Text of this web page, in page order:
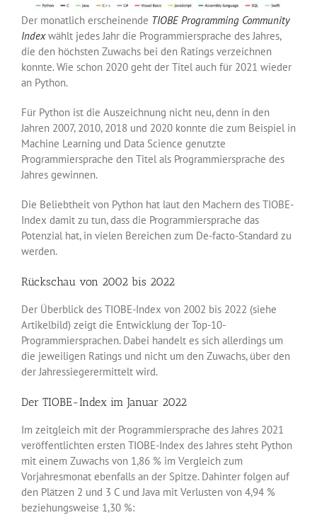
Der monatlich erscheinende TIOBE Programming Community
Indexwählt jedes Jahr die Programmiersprache des Jahres,
die den höchsten Zuwachs bei den Ratings verzeichnen
konnte. Wie schon 2020 geht der Titel auch für 2021 wieder
an Python.
Für Python ist die Auszeichnung nicht neu, denn in den
Jahren 2007, 2010, 2018 und 2020 konnte die zum Beispiel in
Machine Learning und Data Science genutzte
Programmiersprache den Titel als Programmiersprache des
Jahres gewinnen.
Die Beliebtheit von Python hat laut den Machern des TIOBE-
Index damit zu tun, dass die Programmiersprache das
Potenzial hat, in vielen Bereichen zum De-facto-Standard zu
werden.
Rückschau von 2002 bis 2022
Der Überblick des TIOBE-Index von 2002 bis 2022 (siehe
Artikelbild) zeigt die Entwicklung der Top-10-
Programmiersprachen. Dabei handelt es sich allerdings um
die jeweiligen Ratings und nicht um den Zuwachs, über den
der Jahressiegerermittelt wird.
Der TIOBE-Index im Januar 2022
Im zeitgleich mit der Programmiersprache des Jahres 2021
veröffentlichten ersten TIOBE-Index des Jahres steht Python
mit einem Zuwachs von 1,86 % im Vergleich zum
Vorjahresmonat ebenfalls an der Spitze. Dahinter folgen auf
den Plätzen 2 und 3 C und Java mit Verlusten von 4,94 %
beziehungsweise 1,30 %: